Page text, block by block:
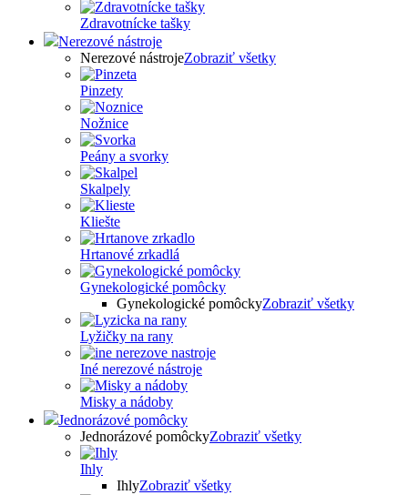
Zdravotnícke tašky
Nerezové nástroje
Nerezové nástrojeZobraziť všetky
Pinzety
Nožnice
Peány a svorky
Skalpely
Kliešte
Hrtanové zrkadlá
Gynekologické pomôcky
Gynekologické pomôckyZobraziť všetky
Lyžičky na rany
Iné nerezové nástroje
Misky a nádoby
Jednorázové pomôcky
Jednorázové pomôckyZobraziť všetky
Ihly
IhlyZobraziť všetky